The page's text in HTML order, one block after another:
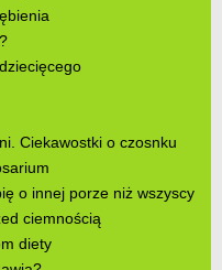
Ciekawostki o czosnku
o innej porze niż wszyscy
ciemnością
diety